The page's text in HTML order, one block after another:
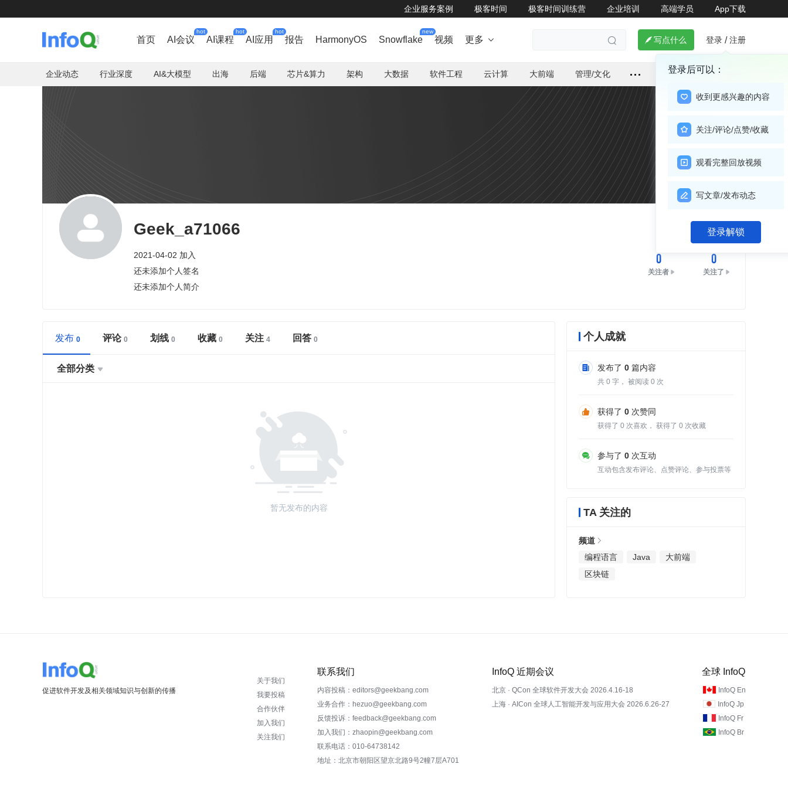
企业服务案例 极客时间 极客时间训练营 企业培训 高端学员 App下载
首页 AI会议
hot
AI课程
hot
AI应用
hot
报告 HarmonyOS Snowflake
new
视频 更多    写点什么 登录 / 注册
登录后可以：
收到更感兴趣的内容
关注/评论/点赞/收藏
观看完整回放视频
写文章/发布动态
登录解锁
企业动态 行业深度 AI&大模型 出海 后端 芯片&算力 架构 大数据 软件工程 云计算 大前端 管理/文化
Geek_a71066
2021-04-02 加入
还未添加个人签名
还未添加个人简介
关注
0
关注者
0
关注了
发布 评论 划线 收藏 关注 回答
全部分类 
暂无发布的内容
个人成就
发布了 0 篇内容
共 0 字， 被阅读 0 次
获得了 0 次赞同
获得了 0 次喜欢， 获得了 0 次收藏
参与了 0 次互动
互动包含发布评论、点赞评论、参与投票等
TA 关注的
频道
编程语言
Java
大前端
区块链
促进软件开发及相关领域知识与创新的传播
关于我们
我要投稿
合作伙伴
加入我们
关注我们
联系我们
内容投稿：editors@geekbang.com
业务合作：hezuo@geekbang.com
反馈投诉：feedback@geekbang.com
加入我们：zhaopin@geekbang.com
联系电话：010-64738142
地址：北京市朝阳区望京北路9号2幢7层A701
InfoQ 近期会议
北京 · QCon 全球软件开发大会 2026.4.16-18
上海 · AICon 全球人工智能开发与应用大会 2026.6.26-27
全球 InfoQ
InfoQ En
InfoQ Jp
InfoQ Fr
InfoQ Br